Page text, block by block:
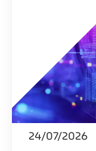
24/07/2026